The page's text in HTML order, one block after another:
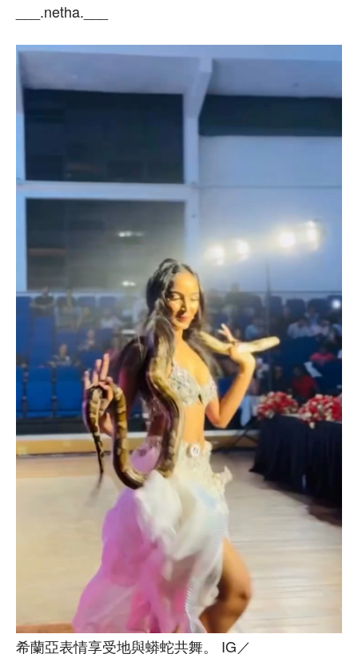
___.netha.___
希蘭亞表情享受地與蟒蛇共舞。 IG／